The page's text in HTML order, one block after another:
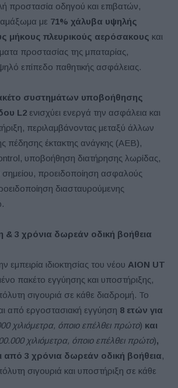
προστασία οδηγού και επιβατών,
με 71% χάλυβα υψηλής
μήκους πλευρικούς αερόσακους και
προστασίας της μπαταρίας,
επίπεδο παθητικής ασφάλειας.
συστημάτων υποβοήθησης
L2 ενισχύει ενεργά την ασφάλεια και
περιλαμβάνοντας μεταξύ άλλων
πέδησης έκτακτης ανάγκης (AEB),
υποβοήθηση διατήρησης λωρίδας,
σημείου, προειδοποίηση ασφαλούς
διασταυρούμενης
& 3 χρόνια δωρεάν οδική βοήθεια
εμπειρία ιδιοκτησίας του νέου AION UT
πακέτο εγγύησης και υποστήριξης,
σιγουριά σε κάθε διαδρομή. Το
από εργοστασιακή εγγύηση 8 ετών για
χιλιόμετρα, όποιο επέλθει πρώτο) και
χιλιόμετρα, όποιο επέλθει πρώτο),
από 3 χρόνια δωρεάν οδική βοήθεια,
σιγουριά και υποστήριξη σε κάθε